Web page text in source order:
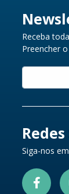
Receba
Preencher
Siga-nos